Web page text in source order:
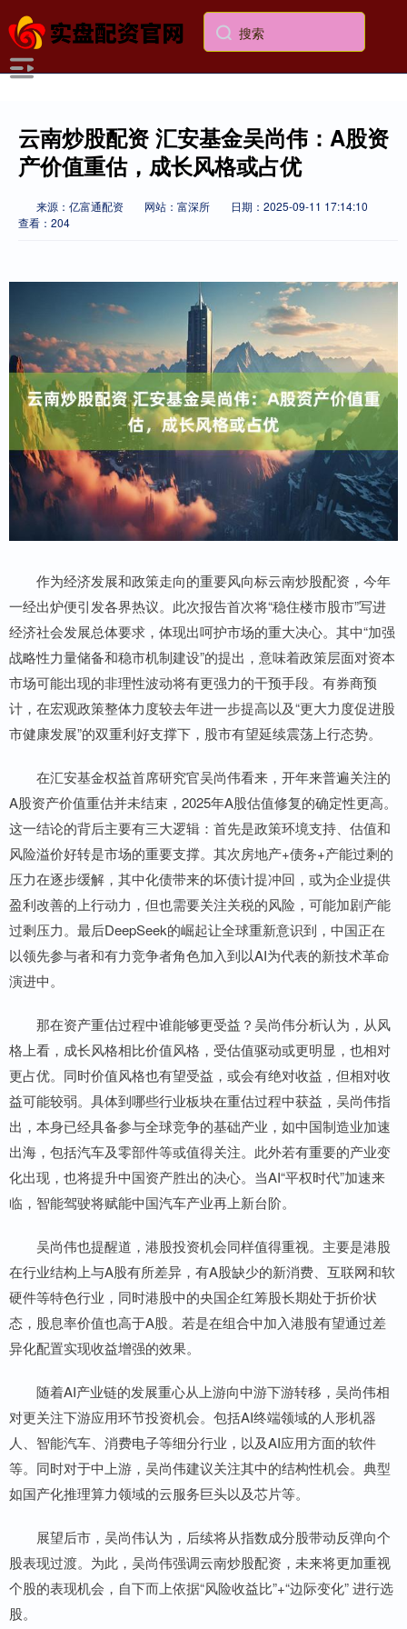
云南炒股配资 汇安基金吴尚伟：A股资
产价值重估，成长风格或占优
来源：亿富通配资 网站：富深所
日期：2025-09-11 17:14:10
查看：204
作为经济发展和政策走向的重要风向标云南炒股配资，今年
一经出炉便引发各界热议。此次报告首次将“稳住楼市股市”写进
经济社会发展总体要求，体现出呵护市场的重大决心。其中“加强
战略性力量储备和稳市机制建设”的提出，意味着政策层面对资本
市场可能出现的非理性波动将有更强力的干预手段。有券商预
计，在宏观政策整体力度较去年进一步提高以及“更大力度促进股
市健康发展”的双重利好支撑下，股市有望延续震荡上行态势。
在汇安基金权益首席研究官吴尚伟看来，开年来普遍关注的
A股资产价值重估并未结束，2025年A股估值修复的确定性更高。
这一结论的背后主要有三大逻辑：首先是政策环境支持、估值和
风险溢价好转是市场的重要支撑。其次房地产+债务+产能过剩的
压力在逐步缓解，其中化债带来的坏债计提冲回，或为企业提供
盈利改善的上行动力，但也需要关注关税的风险，可能加剧产能
过剩压力。最后DeepSeek的崛起让全球重新意识到，中国正在
以领先参与者和有力竞争者角色加入到以AI为代表的新技术革命
演进中。
那在资产重估过程中谁能够更受益？吴尚伟分析认为，从风
格上看，成长风格相比价值风格，受估值驱动或更明显，也相对
更占优。同时价值风格也有望受益，或会有绝对收益，但相对收
益可能较弱。具体到哪些行业板块在重估过程中获益，吴尚伟指
出，本身已经具备参与全球竞争的基础产业，如中国制造业加速
出海，包括汽车及零部件等或值得关注。此外若有重要的产业变
化出现，也将提升中国资产胜出的决心。当AI“平权时代”加速来
临，智能驾驶将赋能中国汽车产业再上新台阶。
吴尚伟也提醒道，港股投资机会同样值得重视。主要是港股
在行业结构上与A股有所差异，有A股缺少的新消费、互联网和软
硬件等特色行业，同时港股中的央国企红筹股长期处于折价状
态，股息率价值也高于A股。若是在组合中加入港股有望通过差
异化配置实现收益增强的效果。
随着AI产业链的发展重心从上游向中游下游转移，吴尚伟相
对更关注下游应用环节投资机会。包括AI终端领域的人形机器
人、智能汽车、消费电子等细分行业，以及AI应用方面的软件
等。同时对于中上游，吴尚伟建议关注其中的结构性机会。典型
如国产化推理算力领域的云服务巨头以及芯片等。
展望后市，吴尚伟认为，后续将从指数成分股带动反弹向个
股表现过渡。为此，吴尚伟强调云南炒股配资，未来将更加重视
个股的表现机会，自下而上依据“风险收益比”+“边际变化” 进行选
股。